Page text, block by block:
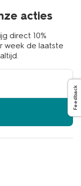
acties
direct 10%
week de laatste
Feedback